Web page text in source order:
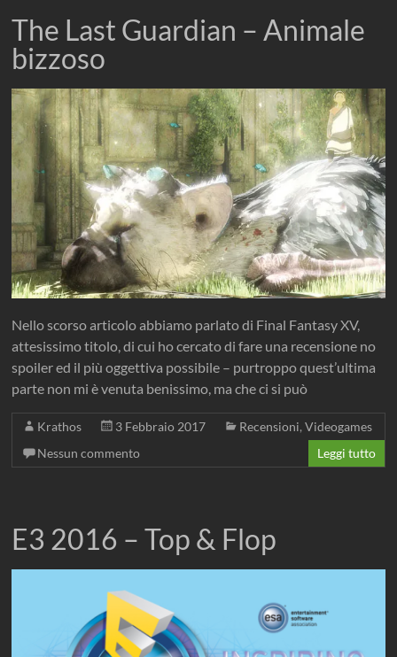
The Last Guardian – Animale
bizzoso
Nello scorso articolo abbiamo parlato di Final Fantasy XV,
attesissimo titolo, di cui ho cercato di fare una recensione no
spoiler ed il più oggettiva possibile – purtroppo quest’ultima
parte non mi è venuta benissimo, ma che ci si può
Krathos 3 Febbraio 2017 Recensioni,Videogames
Nessun commento
Leggi tutto
E3 2016 – Top & Flop